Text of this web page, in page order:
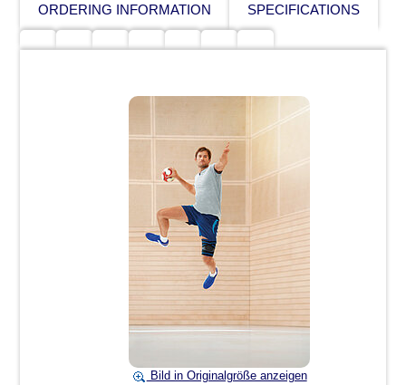
ORDERING INFORMATION SPECIFICATIONS
Bild in Originalgröße anzeigen